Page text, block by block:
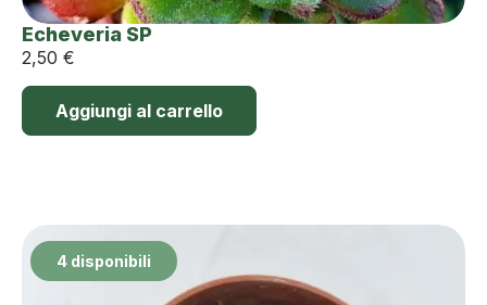
Echeveria SP
2,50 €
Aggiungi al carrello
4 disponibili